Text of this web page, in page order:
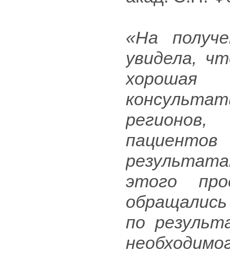
«На
увидела,
хорошая
этого
по